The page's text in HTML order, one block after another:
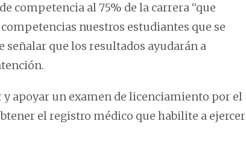
competencia al 75% de la carrera “que
nuestros estudiantes que se
señalar que los resultados ayudarán a
apoyar un examen de licenciamiento por el
el registro médico que habilite a ejercer